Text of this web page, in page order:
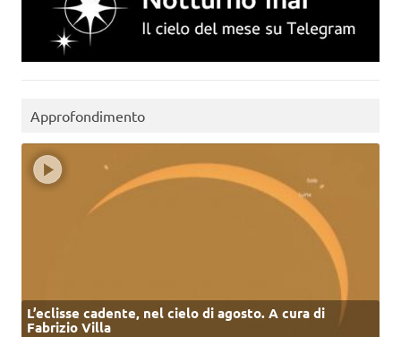
Approfondimento
L’eclisse cadente, nel cielo di agosto. A cura di
Fabrizio Villa